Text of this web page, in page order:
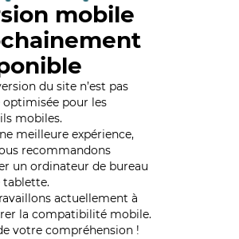
mobile
du site n’est pas
optimisée pour les
mobiles.
meilleure expérience,
recommandons
un ordinateur de bureau
tablette.
actuellement à
la compatibilité mobile.
votre compréhension !